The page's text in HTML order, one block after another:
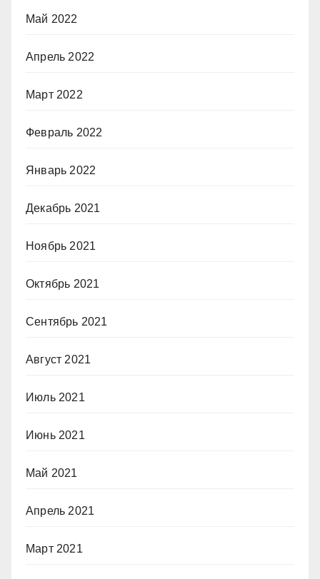
Май 2022
Апрель 2022
Март 2022
Февраль 2022
Январь 2022
Декабрь 2021
Ноябрь 2021
Октябрь 2021
Сентябрь 2021
Август 2021
Июль 2021
Июнь 2021
Май 2021
Апрель 2021
Март 2021